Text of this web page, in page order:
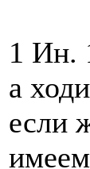
1 Ин.
а
если